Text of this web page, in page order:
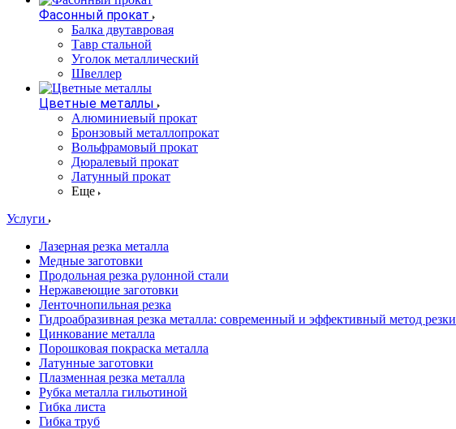
Фасонный прокат
Балка двутавровая
Тавр стальной
Уголок металлический
Швеллер
Цветные металлы
Алюминиевый прокат
Бронзовый металлопрокат
Вольфрамовый прокат
Дюралевый прокат
Латунный прокат
Еще
Услуги
Лазерная резка металла
Медные заготовки
Продольная резка рулонной стали
Нержавеющие заготовки
Ленточнопильная резка
Гидроабразивная резка металла: современный и эффективный метод резки
Цинкование металла
Порошковая покраска металла
Латунные заготовки
Плазменная резка металла
Рубка металла гильотиной
Гибка листа
Гибка труб